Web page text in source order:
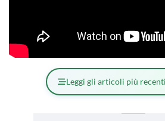
Leggi gli articoli più